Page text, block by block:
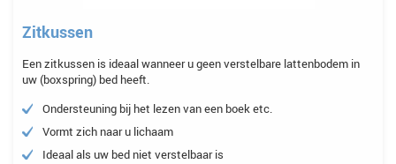
Zitkussen
Een zitkussen is ideaal wanneer u geen verstelbare lattenbodem in
uw (boxspring) bed heeft.
Ondersteuning bij het lezen van een boek etc.
Vormt zich naar u lichaam
Ideaal als uw bed niet verstelbaar is